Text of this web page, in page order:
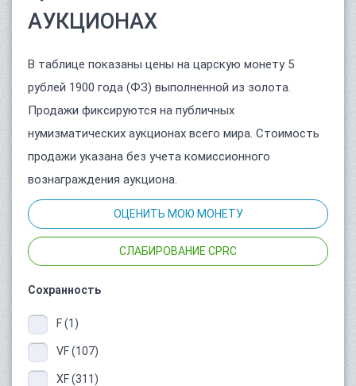
АУКЦИОНАХ
В таблице показаны цены на царскую монету 5
рублей 1900 года (ФЗ) выполненной из золота.
Продажи фиксируются на публичных
нумизматических аукционах всего мира. Стоимость
продажи указана без учета комиссионного
вознаграждения аукциона.
ОЦЕНИТЬ МОЮ МОНЕТУ
СЛАБИРОВАНИЕ CPRC
Сохранность
F (1)
VF (107)
XF (311)